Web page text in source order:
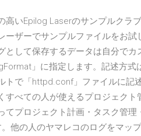
高いEpilog Laserのサンプルクラ
ーザーでサンプルファイルをお
として保存するデータは自分で
」に指定します。記述方
トで「httpd.conf」ファイルに記
すべての人が使えるプロジェク
てプロジェクト計画・タスク管
。他の人のヤマレコのログをマッ